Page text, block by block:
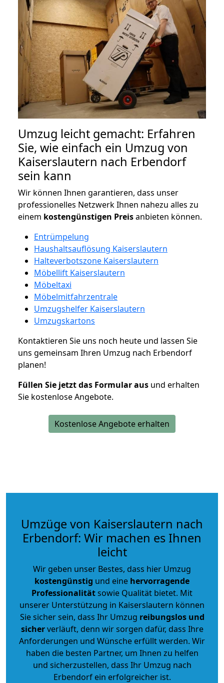
Umzug leicht gemacht: Erfahren
Sie, wie einfach ein Umzug von
Kaiserslautern nach Erbendorf
sein kann
Wir können Ihnen garantieren, dass unser
professionelles Netzwerk Ihnen nahezu alles zu
einem kostengünstigen Preisanbieten können.
Entrümpelung
Haushaltsauflösung Kaiserslautern
Halteverbotszone Kaiserslautern
Möbellift Kaiserslautern
Möbeltaxi
Möbelmitfahrzentrale
Umzugshelfer Kaiserslautern
Umzugskartons
Kontaktieren Sie uns noch heute und lassen Sie
uns gemeinsam Ihren Umzug nach Erbendorf
planen!
Füllen Sie jetzt das Formular aus und erhalten
Sie kostenlose Angebote.
Kostenlose Angebote erhalten
Umzüge von Kaiserslautern nach
Erbendorf: Wir machen es Ihnen
leicht
Wir geben unser Bestes, dass hier Umzug
kostengünstig und eine hervorragende
Professionalitätsowie Qualität bietet. Mit
unserer Unterstützung in Kaiserslautern können
Sie sicher sein, dass Ihr Umzug reibungslos und
sicherverläuft, denn wir sorgen dafür, dass Ihre
Anforderungen und Wünsche erfüllt werden. Wir
haben die besten Partner, um Ihnen zu helfen
und sicherzustellen, dass Ihr Umzug nach
Erbendorf ein erfolgreicher ist.